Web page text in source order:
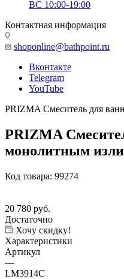
ВС 10:00-19:00
Контактная информация
shoponline@bathpoint.ru
Вконтакте
Telegram
YouTube
PRIZMA Смеситель для
PRIZMA
монолитным
Код товара: 99274
20 780 руб.
Достаточно
Хочу скидку!
Характеристики
Артикул
—
LM3914C